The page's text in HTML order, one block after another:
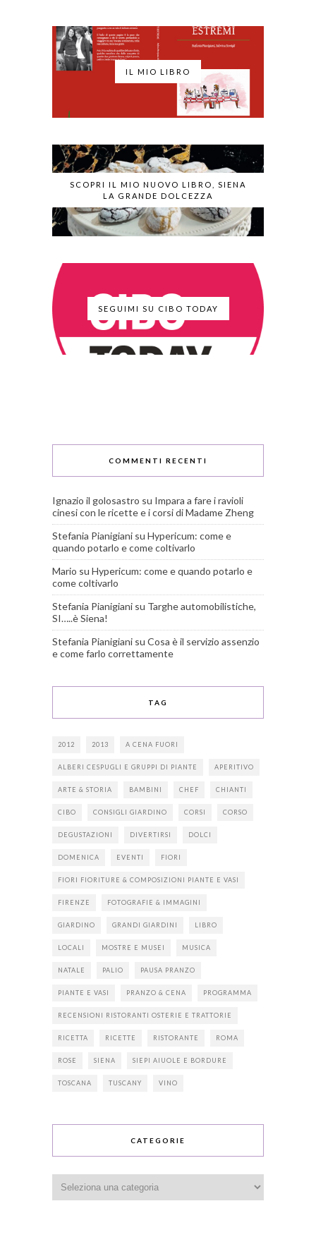
IL MIO LIBRO
SCOPRI IL MIO NUOVO LIBRO, SIENA
LA GRANDE DOLCEZZA
SEGUIMI SU CIBO TODAY
COMMENTI RECENTI
Ignazio il golosastro su Impara a fare i ravioli
cinesi con le ricette e i corsi di Madame Zheng
Stefania Pianigiani su Hypericum: come e
quando potarlo e come coltivarlo
Mario su Hypericum: come e quando potarlo e
come coltivarlo
Stefania Pianigiani su Targhe automobilistiche,
SI…..è Siena!
Stefania Pianigiani su Cosa è il servizio assenzio
e come farlo correttamente
TAG
2012 2013 A CENA FUORI
ALBERI CESPUGLI E GRUPPI DI PIANTE APERITIVO
ARTE & STORIA BAMBINI CHEF CHIANTI
CIBO CONSIGLI GIARDINO CORSI CORSO
DEGUSTAZIONI DIVERTIRSI DOLCI
DOMENICA EVENTI FIORI
FIORI FIORITURE & COMPOSIZIONI PIANTE E VASI
FIRENZE FOTOGRAFIE & IMMAGINI
GIARDINO GRANDI GIARDINI LIBRO
LOCALI MOSTRE E MUSEI MUSICA
NATALE PALIO PAUSA PRANZO
PIANTE E VASI PRANZO & CENA PROGRAMMA
RECENSIONI RISTORANTI OSTERIE E TRATTORIE
RICETTA RICETTE RISTORANTE ROMA
ROSE SIENA SIEPI AIUOLE E BORDURE
TOSCANA TUSCANY VINO
CATEGORIE